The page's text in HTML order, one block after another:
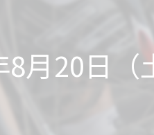
フィッティングについて
8月20日（